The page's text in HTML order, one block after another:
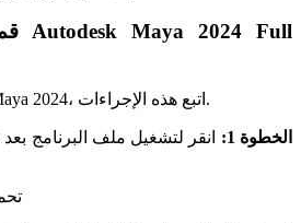
لتثبيت برنامج Autodesk Maya 2024، اتبع هذه الإجراءات.
الخطوة 1:
انقر لتشغيل ملف البرنامج بعد